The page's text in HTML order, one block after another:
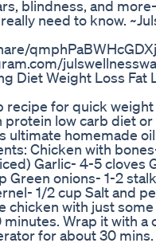
blindness, and
need to know.
Diet Weight Loss Fat
recipe for quick weight
low carb diet
ultimate homemade
Chicken with
Garlic- 4-5 cloves
Green onions- 1-2
1/2 cup Salt and
chicken with just
Wrap it with a
for about 30